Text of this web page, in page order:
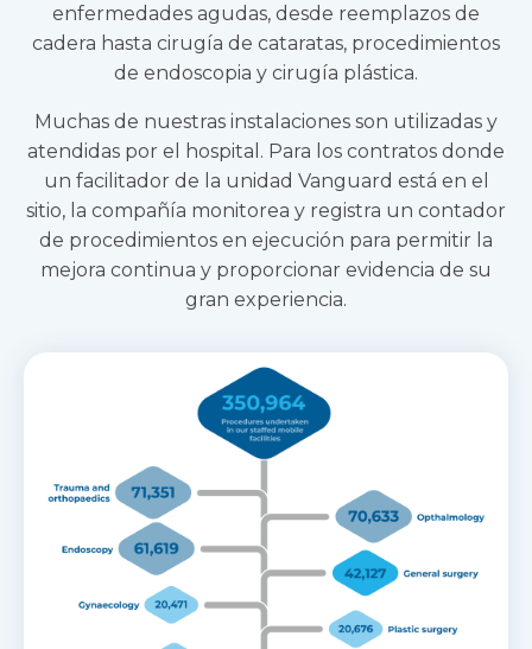
enfermedades agudas, desde reemplazos de
cadera hasta cirugía de cataratas, procedimientos
de endoscopia y cirugía plástica.
Muchas de nuestras instalaciones son utilizadas y
atendidas por el hospital. Para los contratos donde
un facilitador de la unidad Vanguard está en el
sitio, la compañía monitorea y registra un contador
de procedimientos en ejecución para permitir la
mejora continua y proporcionar evidencia de su
gran experiencia.